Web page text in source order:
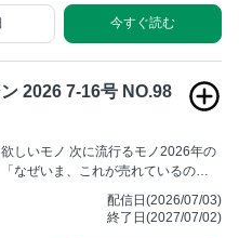
今すぐ読む
2026 7-16号 NO.98
欲しいモノ 次に流行るモノ2026年の
なぜいま、これが売れているの
今すぐ欲しい」と「一歩先を知りた
奇心を満たす、新製品大特集！モノマ
配信日(2026/07/03)
終了日(2027/07/02)